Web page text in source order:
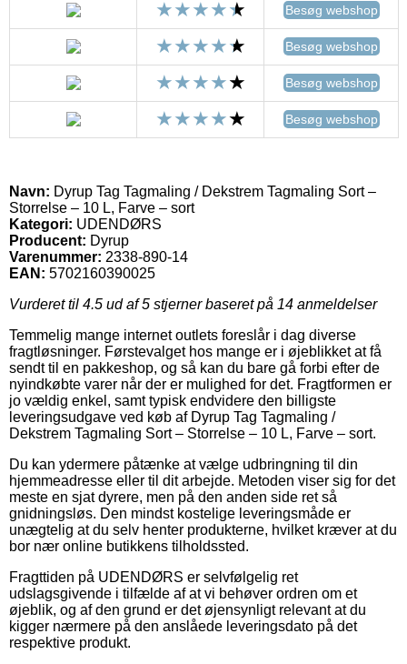
Besøg webshop
Besøg webshop
Besøg webshop
Besøg webshop
Navn: Dyrup Tag Tagmaling / Dekstrem Tagmaling Sort –
Storrelse – 10 L, Farve – sort
Kategori: UDENDØRS
Producent: Dyrup
Varenummer: 2338-890-14
EAN: 5702160390025
Vurderet til 4.5 ud af 5 stjerner baseret på 14 anmeldelser
Temmelig mange internet outlets foreslår i dag diverse
fragtløsninger. Førstevalget hos mange er i øjeblikket at få
sendt til en pakkeshop, og så kan du bare gå forbi efter de
nyindkøbte varer når der er mulighed for det. Fragtformen er
jo vældig enkel, samt typisk endvidere den billigste
leveringsudgave ved køb af Dyrup Tag Tagmaling /
Dekstrem Tagmaling Sort – Storrelse – 10 L, Farve – sort.
Du kan ydermere påtænke at vælge udbringning til din
hjemmeadresse eller til dit arbejde. Metoden viser sig for det
meste en sjat dyrere, men på den anden side ret så
gnidningsløs. Den mindst kostelige leveringsmåde er
unægtelig at du selv henter produkterne, hvilket kræver at du
bor nær online butikkens tilholdssted.
Fragttiden på UDENDØRS er selvfølgelig ret
udslagsgivende i tilfælde af at vi behøver ordren om et
øjeblik, og af den grund er det øjensynligt relevant at du
kigger nærmere på den anslåede leveringsdato på det
respektive produkt.